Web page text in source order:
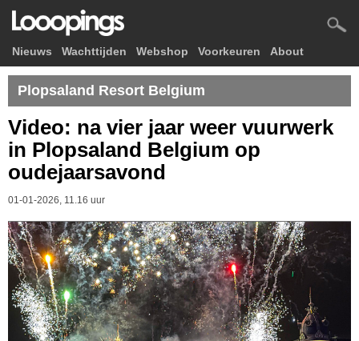
Nieuws Wachttijden Webshop Voorkeuren About
Plopsaland Resort Belgium
Video: na vier jaar weer vuurwerk
in Plopsaland Belgium op
oudejaarsavond
01-01-2026, 11.16 uur